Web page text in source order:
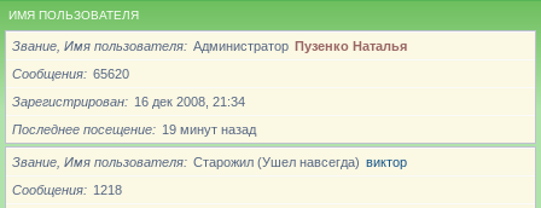
ИМЯ ПОЛЬЗОВАТЕЛЯ
Звание, Имя пользователя Администратор Пузенко Наталья
Сообщения
65620
Зарегистрирован
16 дек 2008, 21:34
Последнее посещение
19 минут назад
Звание, Имя пользователя Старожил (Ушел навсегда) виктор
Сообщения
1218